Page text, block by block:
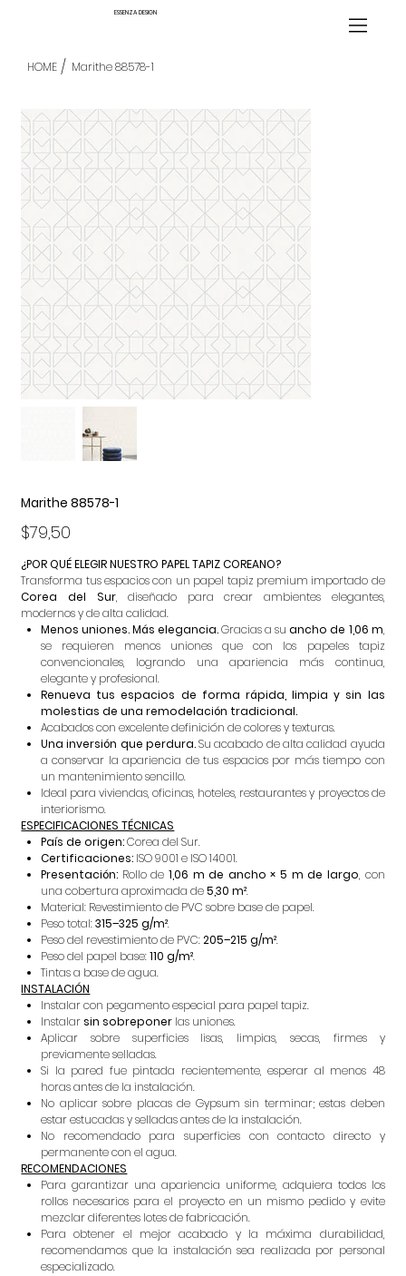
ESSENZA DESIGN
HOME / Marithe 88578-1
Marithe 88578-1
Precio
$79,50
¿POR QUÉ ELEGIR NUESTRO PAPEL TAPIZ COREANO?
Transforma tus espacios con un papel tapiz premium importado de
Corea del Sur, diseñado para crear ambientes elegantes,
modernos y de alta calidad.
Menos uniones. Más elegancia.Gracias a suancho de 1,06 m,
se requieren menos uniones que con los papeles tapiz
convencionales, logrando una apariencia más continua,
elegante y profesional.
Renueva tus espacios de forma rápida, limpia y sin las
molestias de una remodelación tradicional.
Acabados con excelente definición de colores y texturas.
Una inversión que perdura.Su acabado de alta calidad ayuda
a conservar la apariencia de tus espacios por más tiempo con
un mantenimiento sencillo.
Ideal para viviendas, oficinas, hoteles, restaurantes y proyectos de
interiorismo.
ESPECIFICACIONES TÉCNICAS
País de origen:Corea del Sur.
Certificaciones: ISO 9001 e ISO 14001.
Presentación: Rollo de 1,06 m de ancho × 5 m de largo, con
una cobertura aproximada de5,30 m².
Material: Revestimiento de PVC sobre base de papel.
Peso total:315–325 g/m².
Peso del revestimiento de PVC:205–215 g/m².
Peso del papel base:110 g/m².
Tintas a base de agua.
INSTALACIÓN
Instalar con pegamento especial para papel tapiz.
Instalar sin sobreponer las uniones.
Aplicar sobre superficies lisas, limpias, secas, firmes y
previamente selladas.
Si la pared fue pintada recientemente, esperar al menos 48
horas antes de la instalación.
No aplicar sobre placas de Gypsum sin terminar; estas deben
estar estucadas y selladas antes de la instalación.
No recomendado para superficies con contacto directo y
permanente con el agua.
RECOMENDACIONES
Para garantizar una apariencia uniforme, adquiera todos los
rollos necesarios para el proyecto en un mismo pedido y evite
mezclar diferentes lotes de fabricación.
Para obtener el mejor acabado y la máxima durabilidad,
recomendamos que la instalación sea realizada por personal
especializado.